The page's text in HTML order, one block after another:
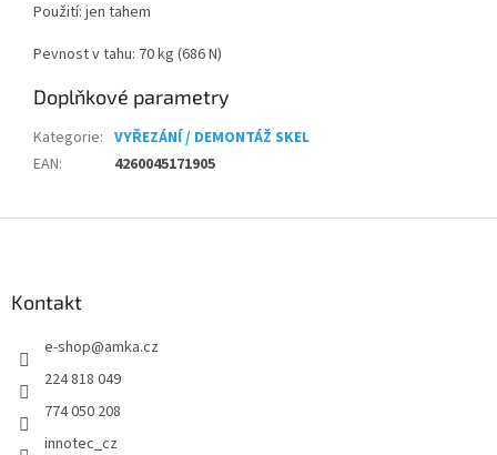
Použití: jen tahem
Pevnost v tahu: 70 kg (686 N)
Doplňkové parametry
Kategorie: VYŘEZÁNÍ / DEMONTÁŽ SKEL
EAN: 4260045171905
Kontakt
e-shop@amka.cz
224 818 049
774 050 208
innotec_cz